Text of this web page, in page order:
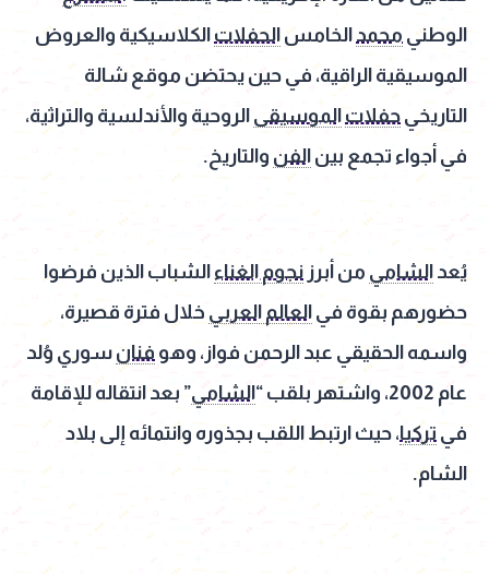
الوطني محمد الخامس الحفلات الكلاسيكية والعروض
الموسيقية الراقية، في حين يحتضن موقع شالة
التاريخي حفلات الموسيقى الروحية والأندلسية والتراثية،
في أجواء تجمع بين الفن والتاريخ.
يُعد الشامي من أبرز نجوم الغناء الشباب الذين فرضوا
حضورهم بقوة في العالم العربي خلال فترة قصيرة،
واسمه الحقيقي عبد الرحمن فواز، وهو فنان سوري وُلد
عام 2002، واشتهر بلقب “
الشامي” بعد انتقاله للإقامة
في تركيا، حيث ارتبط اللقب بجذوره وانتمائه إلى بلاد
الشام.